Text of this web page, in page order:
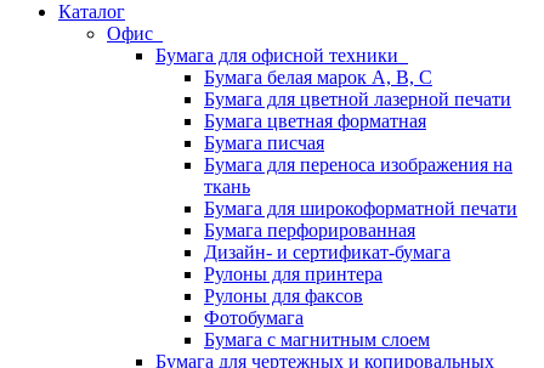
Каталог
Офис
Бумага для офисной техники
Бумага белая марок А, В, С
Бумага для цветной лазерной печати
Бумага цветная форматная
Бумага писчая
Бумага для переноса изображения на
ткань
Бумага для широкоформатной печати
Бумага перфорированная
Дизайн- и сертификат-бумага
Рулоны для принтера
Рулоны для факсов
Фотобумага
Бумага с магнитным слоем
Бумага для чертежных и копировальных